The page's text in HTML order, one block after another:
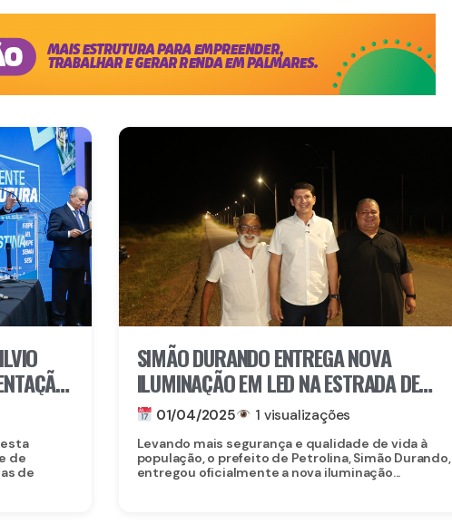
de
de
SIMÃO DURANDO ENTREGA NOVA
ILUMINAÇÃO EM LED NA ESTRADA DE
ACESSO A NOVA DESCOBERTA
01/04/2025 1 visualizações
Levando mais segurança e qualidade de vida à
população, o prefeito de Petrolina, Simão Durando,
entregou oficialmente a nova iluminação...